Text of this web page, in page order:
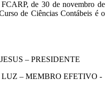
de 30 de novembro de
de Ciências Contábeis é o
– PRESIDENTE
LUZ – MEMBRO EFETIVO -